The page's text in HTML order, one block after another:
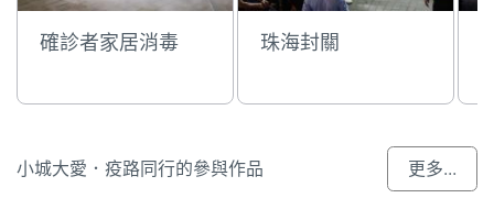
確診者家居消毒 珠海封關
小城大愛．疫路同行的參與作品 更多...